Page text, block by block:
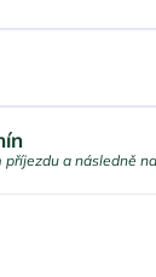
a následně